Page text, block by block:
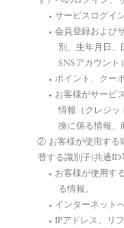
サービスログイ
会員登録および
別、生年月日、
SNSアカウント
ポイント、クー
お客様がサービ
情報（クレジッ
換に係る情報、
② お客様が使用する
替する識別子(共通ID
お客様が使用す
る情報。
インターネット
IPアドレス、リ